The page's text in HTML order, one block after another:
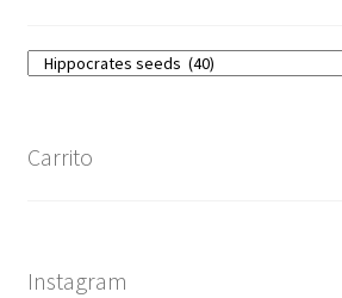
Carrito
Instagram